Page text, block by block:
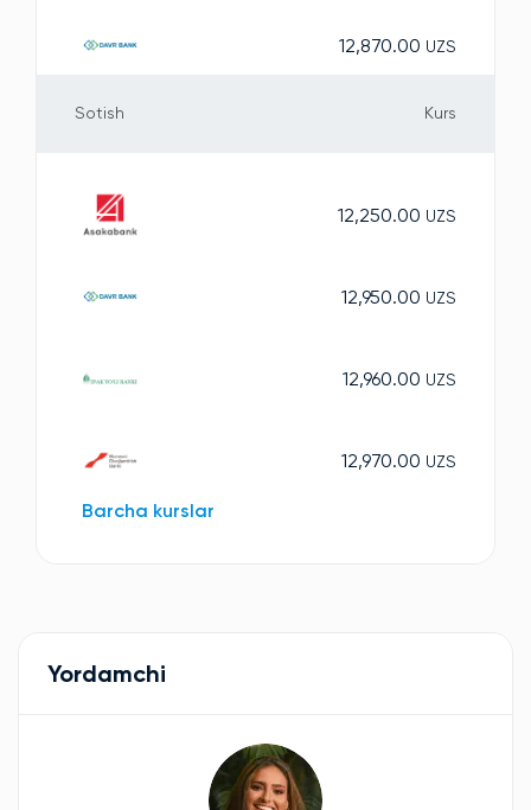
12,870.00 UZS
Sotish Kurs
12,250.00 UZS
12,950.00 UZS
12,960.00 UZS
12,970.00 UZS
Barcha kurslar
Yordamchi